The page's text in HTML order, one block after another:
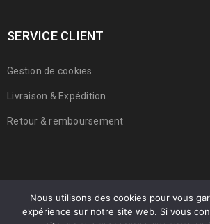
SERVICE CLIENT
Gestion de cookies
Livraison & Expédition
Retour & remboursement
© 2022 Franmarche. Tous droits réservés.
Nous utilisons des cookies pour vous
expérience sur notre site web. Si vous